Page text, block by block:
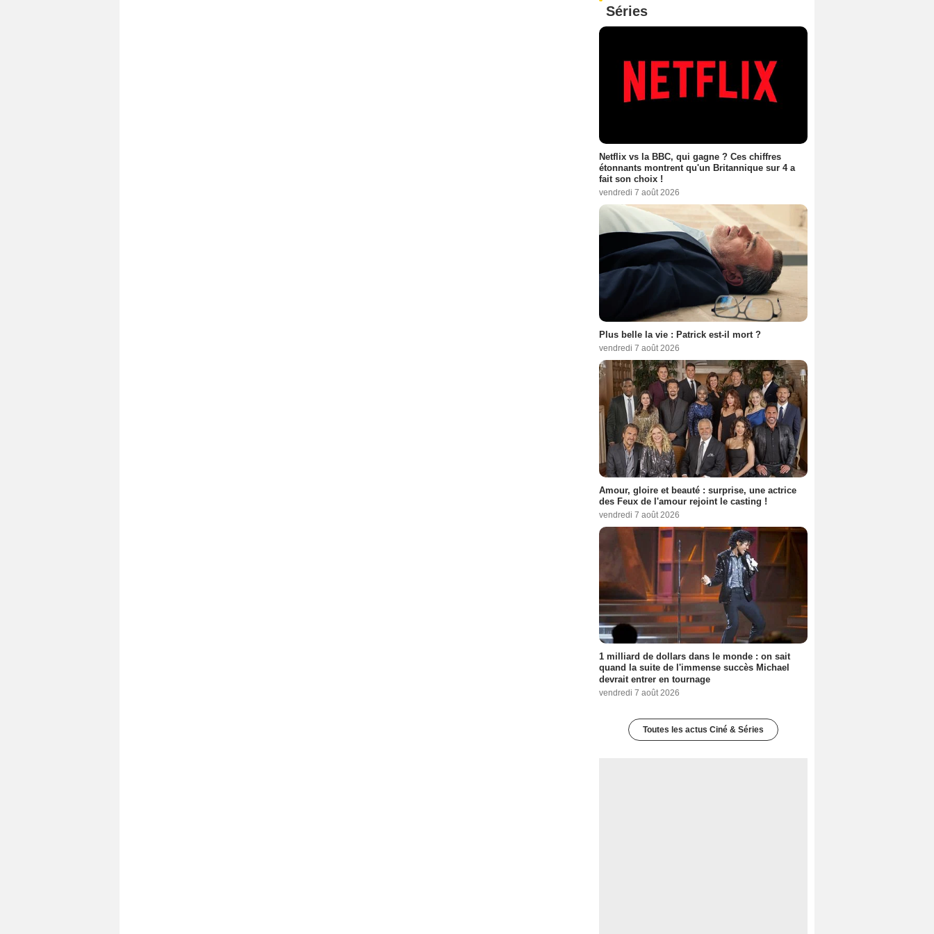
Séries
Netflix vs la BBC, qui gagne ? Ces chiffres
étonnants montrent qu'un Britannique sur 4 a
fait son choix !
vendredi 7 août 2026
Plus belle la vie : Patrick est-il mort ?
vendredi 7 août 2026
Amour, gloire et beauté : surprise, une actrice
des Feux de l'amour rejoint le casting !
vendredi 7 août 2026
1 milliard de dollars dans le monde : on sait
quand la suite de l'immense succès Michael
devrait entrer en tournage
vendredi 7 août 2026
Toutes les actus Ciné & Séries